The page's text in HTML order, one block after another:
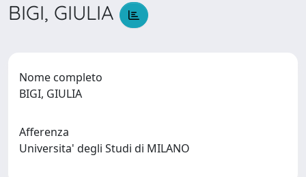
BIGI, GIULIA
Nome completo
BIGI, GIULIA
Afferenza
Universita' degli Studi di MILANO